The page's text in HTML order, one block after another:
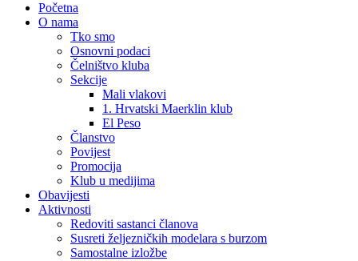
Početna
O nama
Tko smo
Osnovni podaci
Čelništvo kluba
Sekcije
Mali vlakovi
1. Hrvatski Maerklin klub
El Peso
Članstvo
Povijest
Promocija
Klub u medijima
Obavijesti
Aktivnosti
Redoviti sastanci članova
Susreti željezničkih modelara s burzom
Samostalne izložbe